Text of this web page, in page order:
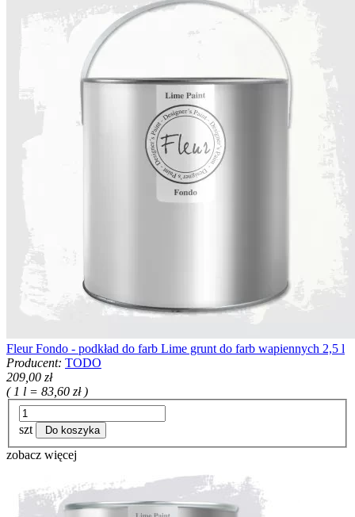
Fleur Fondo - podkład do farb Lime grunt do farb wapiennych 2,5 l
Producent: TODO
209,00 zł
( 1 l = 83,60 zł )
szt Do koszyka
zobacz więcej